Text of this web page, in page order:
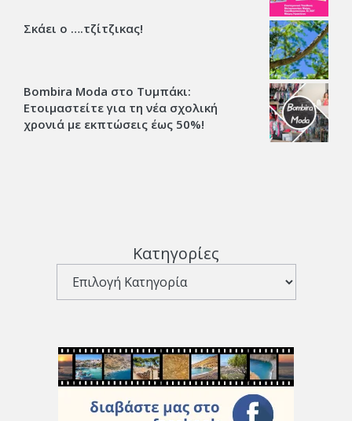
Σκάει ο ….τζίτζικας!
Bombira Moda στο Τυμπάκι:
Ετοιμαστείτε για τη νέα σχολική
χρονιά με εκπτώσεις έως 50%!
Κατηγορίες